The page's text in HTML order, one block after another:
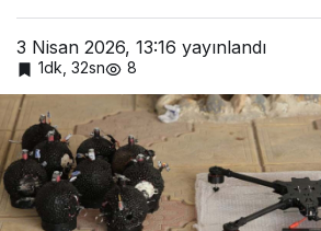
3 Nisan 2026, 13:16 yayınlandı
1dk, 32sn 8